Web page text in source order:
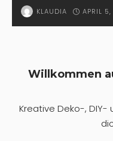
KLAUDIA APRIL
Willkommen
Kreative Deko-,